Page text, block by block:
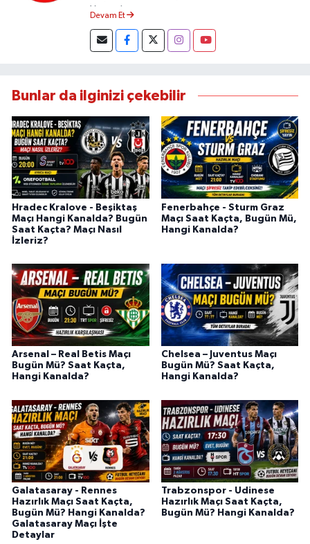
Yapmaktayım.
Devam Et
Bunlar da ilginizi çekebilir
Hradec Kralove - Beşiktaş
Maçı Hangi Kanalda? Bugün
Saat Kaçta? Maçı Nasıl
İzleriz?
Fenerbahçe - Sturm Graz
Maçı Saat Kaçta, Bugün Mü,
Hangi Kanalda?
Arsenal – Real Betis Maçı
Bugün Mü? Saat Kaçta,
Hangi Kanalda?
Chelsea – Juventus Maçı
Bugün Mü? Saat Kaçta,
Hangi Kanalda?
Galatasaray - Rennes
Hazırlık Maçı Saat Kaçta,
Bugün Mü? Hangi Kanalda?
Galatasaray Maçı İşte
Detaylar
Trabzonspor - Udinese
Hazırlık Maçı Saat Kaçta,
Bugün Mü? Hangi Kanalda?